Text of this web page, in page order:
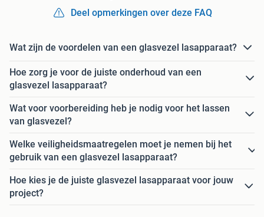
Deel opmerkingen over deze FAQ
Wat zijn de voordelen van een glasvezel lasapparaat?
Hoe zorg je voor de juiste onderhoud van een
glasvezel lasapparaat?
Wat voor voorbereiding heb je nodig voor het lassen
van glasvezel?
Welke veiligheidsmaatregelen moet je nemen bij het
gebruik van een glasvezel lasapparaat?
Hoe kies je de juiste glasvezel lasapparaat voor jouw
project?